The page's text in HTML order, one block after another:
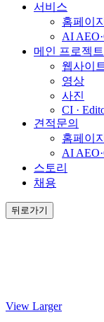
서비스
홈페이
AI
메인 프로젝트
웹사이
영상
사진
CI ·
견적문의
홈페이
AI
스토리
채용
뒤로가기
View Larger